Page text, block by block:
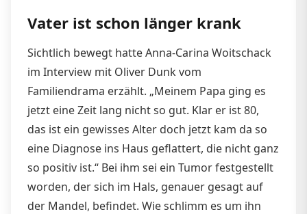
Vater ist schon länger krank
Sichtlich bewegt hatte Anna-Carina Woitschack
im Interview mit Oliver Dunk vom
Familiendrama erzählt. „Meinem Papa ging es
jetzt eine Zeit lang nicht so gut. Klar er ist 80,
das ist ein gewisses Alter doch jetzt kam da so
eine Diagnose ins Haus geflattert, die nicht ganz
so positiv ist.“ Bei ihm sei ein Tumor festgestellt
worden, der sich im Hals, genauer gesagt auf
der Mandel, befindet. Wie schlimm es um ihn